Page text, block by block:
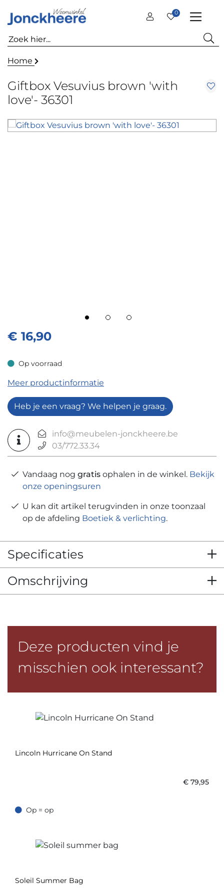
0
Home
Giftbox Vesuvius brown 'with
love'- 36301
€ 16,90
Op voorraad
Op voorraad
Meer productinformatie
Heb je een vraag? We helpen je graag.
info@meubelen-jonckheere.be
03/772.33.34
Vandaag nog gratis ophalen in de winkel. Bekijk
onze openingsuren
U kan dit artikel terugvinden in onze toonzaal
op de afdeling Boetiek & verlichting.
Specificaties
Omschrijving
Deze producten vind je
misschien ook interessant?
Lincoln Hurricane On Stand
€ 79,95
Op = op
Op = op
Soleil Summer Bag